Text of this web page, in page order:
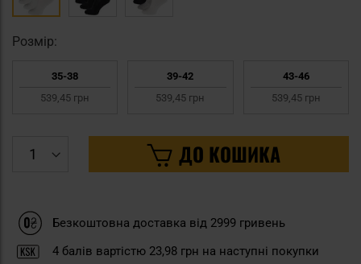
Pозмір:
35-38
539,45 грн
39-42
539,45 грн
43-46
539,45 грн
ДО КОШИКА
Безкоштовна доставка від 2999 гривень
4 балів вартістю 23,98 грн на наступні покупки